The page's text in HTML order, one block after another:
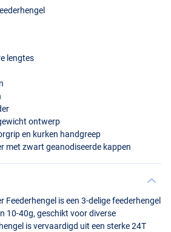
lengtes
ontwerp
en kurken handgreep
met zwart geanodiseerde kappen
Feederhengel is een 3-delige feederhengel
10-40g, geschikt voor diverse
is vervaardigd uit een sterke 24T